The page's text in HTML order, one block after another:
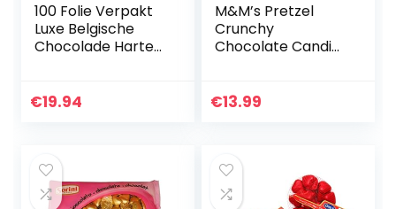
100 Folie Verpakt
Luxe Belgische
Chocolade Harten
€19.94
M&M’s Pretzel
Crunchy
Chocolate Candies
€13.99